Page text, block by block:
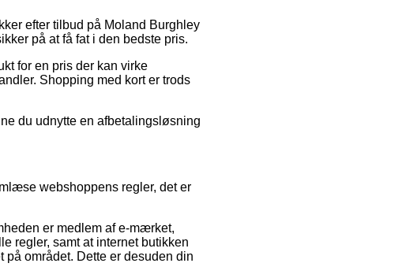
efter tilbud på Moland Burghley
på at få fat i den bedste pris.
for en pris der kan virke
Shopping med kort er trods
du udnytte en afbetalingsløsning
webshoppens regler, det er
er medlem af e-mærket,
regler, samt at internet butikken
området. Dette er desuden din